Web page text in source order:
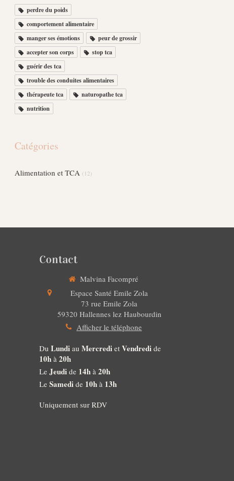
perdre du poids
comportement alimentaire
manger ses émotions
peur de grossir
accepter son corps
stop tca
guérir des tca
trouble des conduites alimentaires
thérapeute tca
naturopathe tca
nutrition
Catégories
Alimentation et TCA (12)
Contact
Malvina Facompré
Espace Santé Emile Zola
73 rue Emile Zola
59320 Hallennes lez Haubourdin
Afficher le téléphone
Du Lundi au Mercredi et Vendredi de
10h à 20h
Le Jeudi de 14h à 20h
Le Samedi de 10h à 13h
Uniquement sur RDV